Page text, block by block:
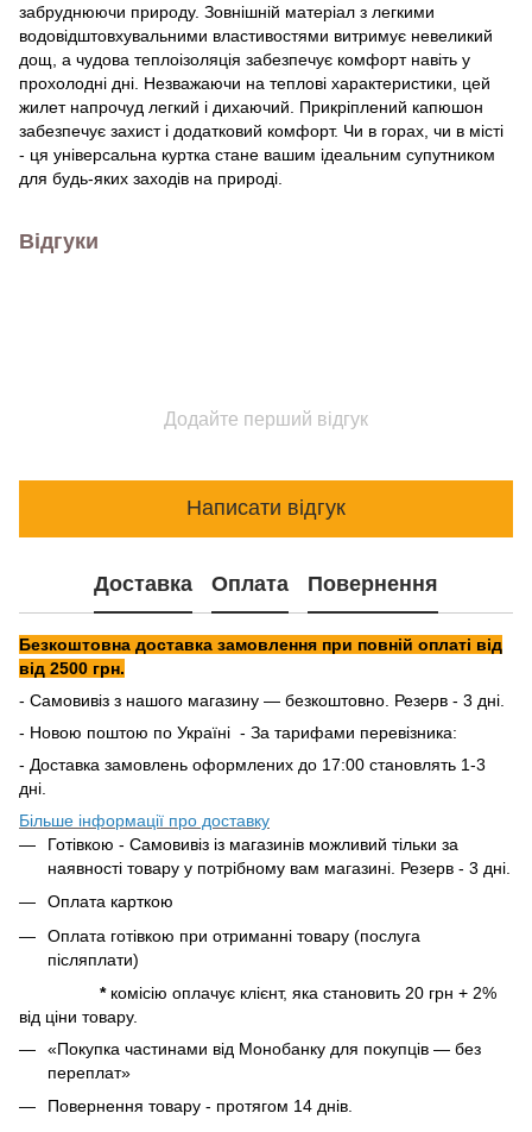
забруднюючи природу. Зовнішній матеріал з легкими
водовідштовхувальними властивостями витримує невеликий
дощ, а чудова теплоізоляція забезпечує комфорт навіть у
прохолодні дні. Незважаючи на теплові характеристики, цей
жилет напрочуд легкий і дихаючий. Прикріплений капюшон
забезпечує захист і додатковий комфорт. Чи в горах, чи в місті
- ця універсальна куртка стане вашим ідеальним супутником
для будь-яких заходів на природі.
Відгуки
Додайте перший відгук
Написати відгук
Доставка Оплата Повернення
Безкоштовна доставка замовлення при повній оплаті від
від 2500 грн.
- Самовивіз з нашого магазину — безкоштовно. Резерв - 3 дні.
- Новою поштою по Україні - За тарифами перевізника:
- Доставка замовлень оформлених до 17:00 становлять 1-3
дні.
Більше інформації про доставку
Готівкою - Самовивіз із магазинів можливий тільки за
наявності товару у потрібному вам магазині. Резерв - 3 дні.
Оплата карткою
Оплата готівкою при отриманні товару (послуга
післяплати)
* комісію оплачує клієнт, яка становить 20 грн + 2%
від ціни товару.
«Покупка частинами від Монобанку для покупців — без
переплат»
Повернення товару - протягом 14 днів.